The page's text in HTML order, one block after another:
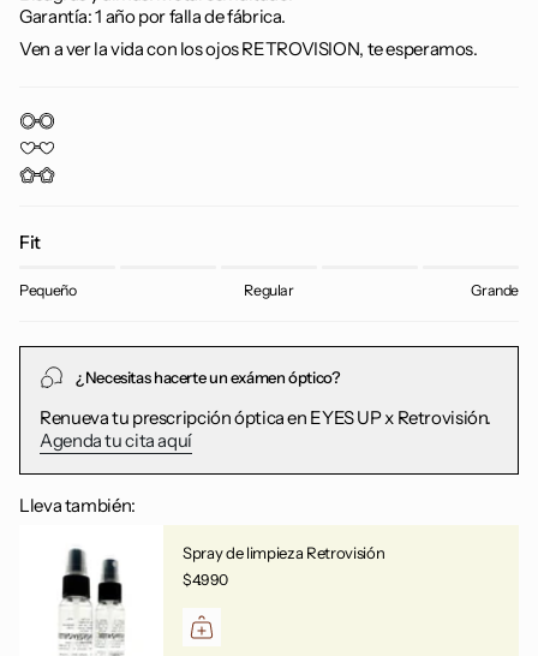
Garantía: 1 año por falla de fábrica.
Ven a ver la vida con los ojos RETROVISION, te esperamos.
Fit
Pequeño Regular Grande
¿Necesitas hacerte un exámen óptico?
Renueva tu prescripción óptica en EYES UP x Retrovisión.
Agenda tu cita aquí
Lleva también:
Spray de limpieza Retrovisión
$4.990